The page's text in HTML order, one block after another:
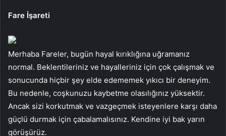
Fare İşareti
Merhaba Fareler, bugün hayal kırıklığına uğramanız
normal. Beklentileriniz ve hayalleriniz için çok çalışmak ve
sonucunda hiçbir şey elde edememek yıkıcı bir deneyim.
Bu nedenle, coşkunuzu kaybetme olasılığınız yüksektir.
Ancak sizi korkutmak ve vazgeçmek isteyenlere karşı daha
güçlü durmak için çabalamalısınız. Kendine iyi bak yarın
görüşürüz.